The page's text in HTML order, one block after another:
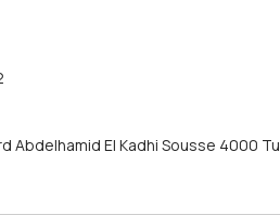
Abdelhamid El Kadhi Sousse 4000